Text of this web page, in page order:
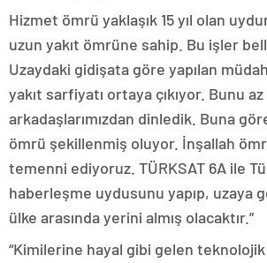
Hizmet ömrü yaklaşık 15 yıl olan
uzun yakıt ömrüne sahip. Bu işler
Uzaydaki gidişata göre yapılan
yakıt sarfiyatı ortaya çıkıyor. Bunu
arkadaşlarımızdan dinledik. Buna
ömrü şekillenmiş oluyor. İnşallah
temenni ediyoruz. TÜRKSAT 6A ile
haberleşme uydusunu yapıp, uzaya
ülke arasında yerini almış olacaktır.”
“Kimilerine hayal gibi gelen